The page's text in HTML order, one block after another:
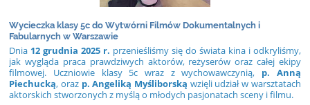
Wycieczka klasy 5c do Wytwórni Filmów Dokumentalnych i
Fabularnych w Warszawie
Dnia 12 grudnia 2025 r. przenieśliśmy się do świata kina i odkryliśmy,
jak wygląda praca prawdziwych aktorów, reżyserów oraz całej ekipy
filmowej. Uczniowie klasy 5c wraz z wychowawczynią, p. Anną
Piechucką, oraz p. Angeliką Myśliborską wzięli udział w warsztatach
aktorskich stworzonych z myślą o młodych pasjonatach sceny i filmu.